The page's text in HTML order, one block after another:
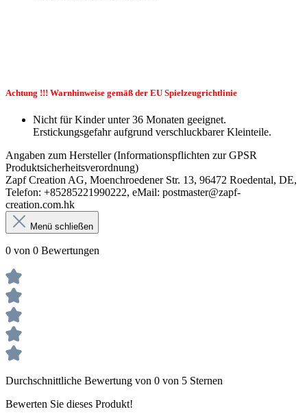
Achtung !!! Warnhinweise gemäß der EU Spielzeugrichtlinie
Nicht für Kinder unter 36 Monaten geeignet.
Erstickungsgefahr aufgrund verschluckbarer Kleinteile.
Angaben zum Hersteller (Informationspflichten zur GPSR
Produktsicherheitsverordnung)
Zapf Creation AG, Moenchroedener Str. 13, 96472 Roedental, DE,
Telefon: +85285221990222, eMail: postmaster@zapf-
creation.com.hk
Menü schließen
0 von 0 Bewertungen
Durchschnittliche Bewertung von 0 von 5 Sternen
Bewerten Sie dieses Produkt!